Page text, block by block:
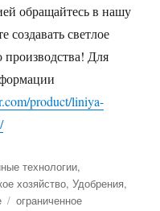
обращайтесь в нашу
создавать светлое
производства! Для
product/liniya-
технологии,
хозяйство,Удобрения,
Tags
ограниченное